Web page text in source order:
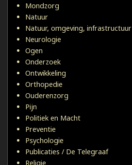
Mondzorg
Natuur
Natuur, omgeving, infrastructuur
Neurologie
Ogen
Onderzoek
Ontwikkeling
Orthopedie
Ouderenzorg
Pijn
Politiek en Macht
Preventie
Psychologie
Publicaties / De Telegraaf
Religie